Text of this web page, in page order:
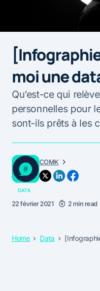
moi une
Qu’est-ce qui
personnelles pour
sont-ils prêts à les
COMK
DATA
22 février 2021 2 min read
Home Data